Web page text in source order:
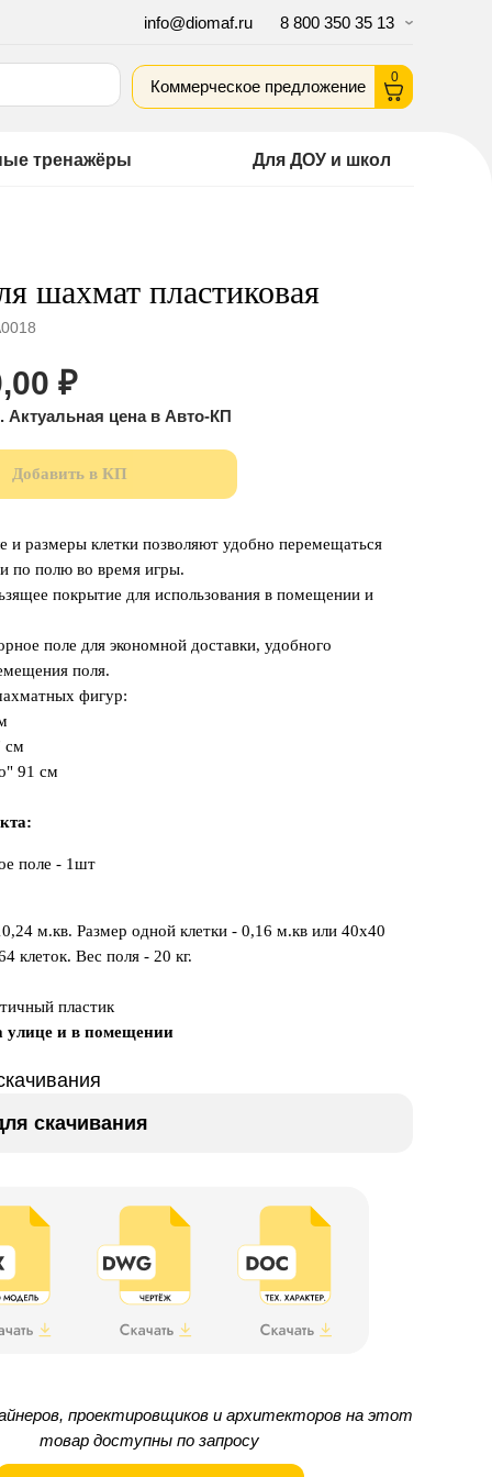
info@diomaf.ru 8 800 350 35 13
Коммерческое предложение
0
тренажёры Для ДОУ и школ
шахмат пластиковая
₽
Добавить в КП
и размеры клетки позволяют удобно перемещаться
по полю во время игры.
покрытие для использования в помещении и
поле для экономной доставки, удобного
поля.
фигур:
см
91 см
поле - 1шт
м.кв. Размер одной клетки - 0,16 м.кв или 40х40
клеток. Вес поля - 20 кг.
пластик
улице и в помещении
скачивания
проектировщиков и архитекторов на этот
товар доступны по запросу